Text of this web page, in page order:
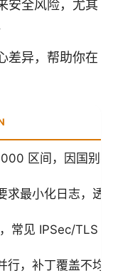
安全风险，尤其
差异，帮助你在
区间，因国别不
求最小化日志，透
常见 IPSec/TLS 组
行，补丁覆盖不均